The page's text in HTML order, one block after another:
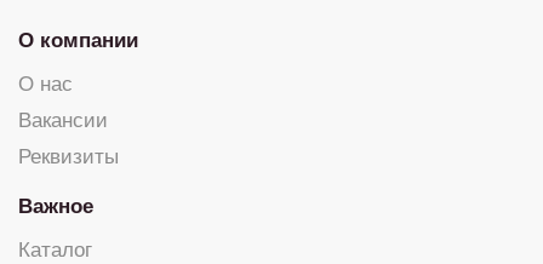
О компании
О нас
Вакансии
Реквизиты
Важное
Каталог